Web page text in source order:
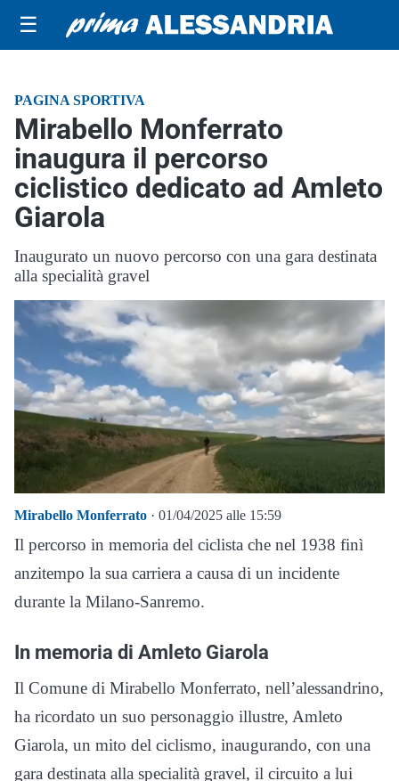
☰
PAGINA SPORTIVA
Mirabello Monferrato
inaugura il percorso
ciclistico dedicato ad Amleto
Giarola
Inaugurato un nuovo percorso con una gara destinata
alla specialità gravel
Mirabello Monferrato · 01/04/2025 alle 15:59
Il percorso in memoria del ciclista che nel 1938 finì
anzitempo la sua carriera a causa di un incidente
durante la Milano-Sanremo.
In memoria di Amleto Giarola
Il Comune di Mirabello Monferrato, nell’alessandrino,
ha ricordato un suo personaggio illustre, Amleto
Giarola, un mito del ciclismo, inaugurando, con una
gara destinata alla specialità gravel, il circuito a lui